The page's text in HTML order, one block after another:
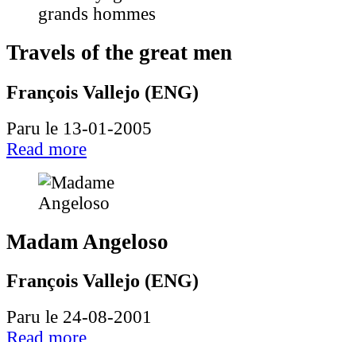
Travels of the great men
François Vallejo (ENG)
Paru le 13-01-2005
Read more
Madam Angeloso
François Vallejo (ENG)
Paru le 24-08-2001
Read more